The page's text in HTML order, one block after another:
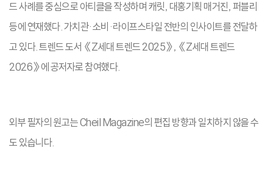
드 사례를 중심으로 아티클을 작성하며 캐릿, 대홍기획 매거진, 퍼블리
등에 연재했다. 가치관·소비·라이프스타일 전반의 인사이트를 전달하
고 있다. 트렌드 도서 《Z세대 트렌드 2025》, 《Z세대 트렌드
2026》에 공저자로 참여했다.
외부 필자의 원고는 Cheil Magazine의 편집 방향과 일치하지 않을 수
도 있습니다.